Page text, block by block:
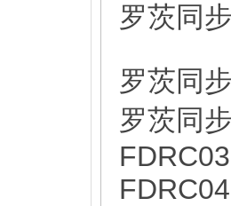
罗茨同
罗茨同
罗茨同